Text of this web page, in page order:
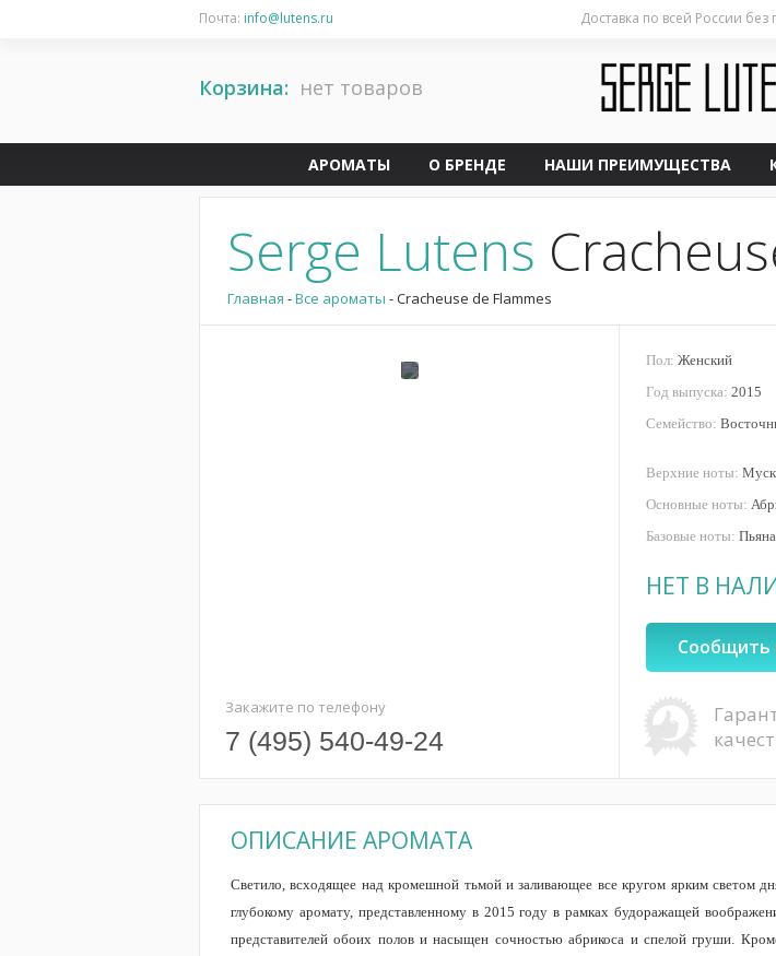
Почта: info@lutens.ru Доставка по всей России без
Корзина: нет товаров
АРОМАТЫ О БРЕНДЕ НАШИ ПРЕИМУЩЕСТВА
Serge Lutens
Главная -Все ароматы - Cracheuse de Flammes
Закажите по телефону
7 (495) 540-49-24
Пол: Женский
Год выпуска: 2015
Семейство:
Верхние ноты:
Основные ноты:
Базовые ноты:
НЕТ В
Сообщить
ОПИСАНИЕ АРОМАТА
Светило, всходящее над кромешной тьмой и заливающее все кругом ярким светом
глубокому аромату, представленному в 2015 году в рамках будоражащей
представителей обоих полов и насыщен сочностью абрикоса и спелой груши.